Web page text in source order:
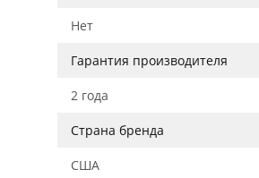
Нет
Гарантия производителя
2 года
Страна бренда
США